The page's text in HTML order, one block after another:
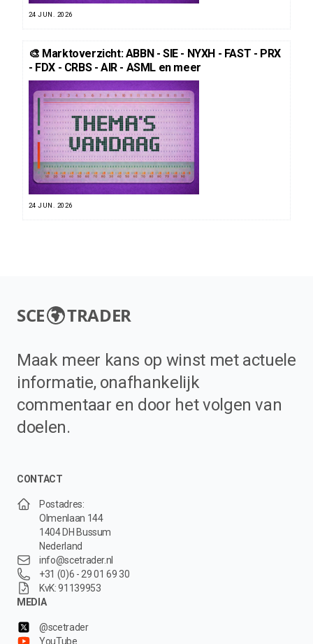
24 JUN. 2026
🎨 Marktoverzicht: ABBN - SIE - NYXH - FAST - PRX
- FDX - CRBS - AIR - ASML en meer
24 JUN. 2026
SCE TRADER
Maak meer kans op winst met actuele
informatie, onafhankelijk
commentaar en door het volgen van
doelen.
CONTACT
Postadres:
Olmenlaan 144
1404 DH Bussum
Nederland
info@scetrader.nl
+31 (0)6 - 29 01 69 30
KvK: 91139953
MEDIA
@scetrader
YouTube